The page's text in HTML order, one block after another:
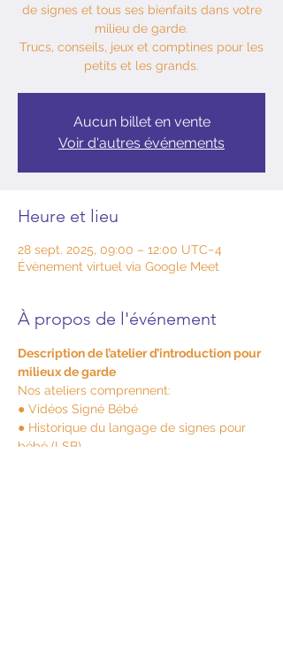
de signes et tous ses bienfaits dans votre
milieu de garde.
Trucs, conseils, jeux et comptines pour les
petits et les grands.
Aucun billet en vente
Voir d'autres événements
Heure et lieu
28 sept. 2025, 09:00 – 12:00 UTC−4
Évènement virtuel via Google Meet
À propos de l'événement
Description de l’atelier d’introduction pour
milieux de garde
Nos ateliers comprennent:
● Vidéos Signé Bébé
● Historique du langage de signes pour
bébé (LSB)